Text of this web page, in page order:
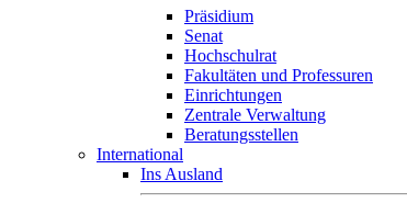
Präsidium
Senat
Hochschulrat
Fakultäten und Professuren
Einrichtungen
Zentrale Verwaltung
Beratungsstellen
International
Ins Ausland